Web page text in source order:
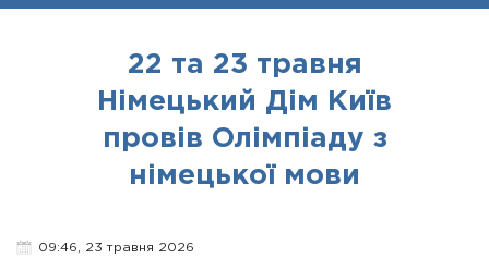
22 та 23 травня
Німецький Дім Київ
провів Олімпіаду з
німецької мови
09:46, 23 травня 2026